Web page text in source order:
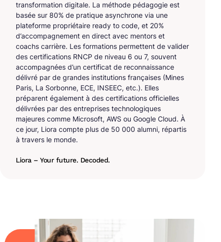
transformation digitale. La méthode pédagogie est
basée sur 80% de pratique asynchrone via une
plateforme propriétaire ready to code, et 20%
d’accompagnement en direct avec mentors et
coachs carrière. Les formations permettent de valider
des certifications RNCP de niveau 6 ou 7, souvent
accompagnées d’un certificat de reconnaissance
délivré par de grandes institutions françaises (Mines
Paris, La Sorbonne, ECE, INSEEC, etc.). Elles
préparent également à des certifications officielles
délivrées par des entreprises technologiques
majeures comme Microsoft, AWS ou Google Cloud. À
ce jour, Liora compte plus de 50 000 alumni, répartis
à travers le monde.
Liora – Your future. Decoded.